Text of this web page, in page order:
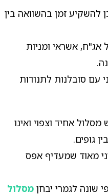
להשקיע זמן בהשוואה בין
אג"ח, אשראי ומניות
עם סובלנות לתנודות
אחיד וצפוי ואינו
גופים.
מאוד שמעדיף אפס
שונה לגמרי יבחן מסלול